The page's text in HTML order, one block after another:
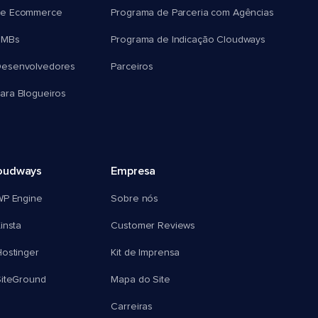
Ecommerce
Blogueiros
Programa de Parceria com Agências
Programa de Indicação Cloudways
Parceiros
Engine
Empresa
Sobre nós
Customer Reviews
Kit de Imprensa
Mapa do Site
Carreiras